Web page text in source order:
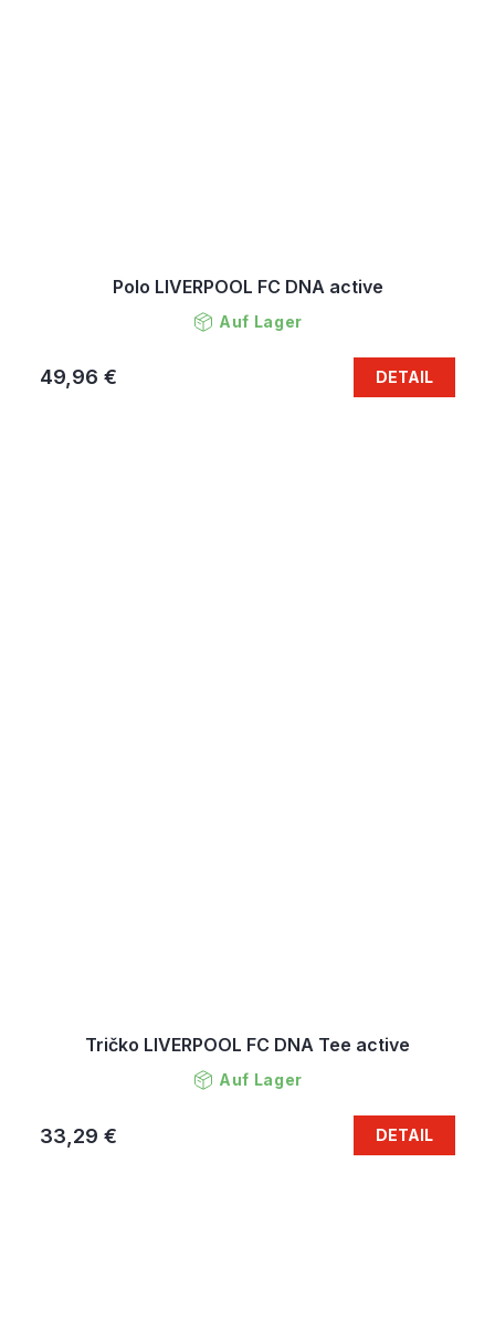
Polo LIVERPOOL FC DNA active
Auf Lager
49,96 € DETAIL
Tričko LIVERPOOL FC DNA Tee active
Auf Lager
33,29 € DETAIL